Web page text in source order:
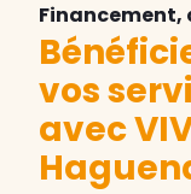
Financement,
vos
avec